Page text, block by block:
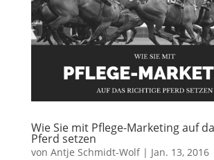
Wie Sie mit Pflege-Marketing auf
Pferd setzen
von Antje Schmidt-Wolf| Jan. 13, 2016